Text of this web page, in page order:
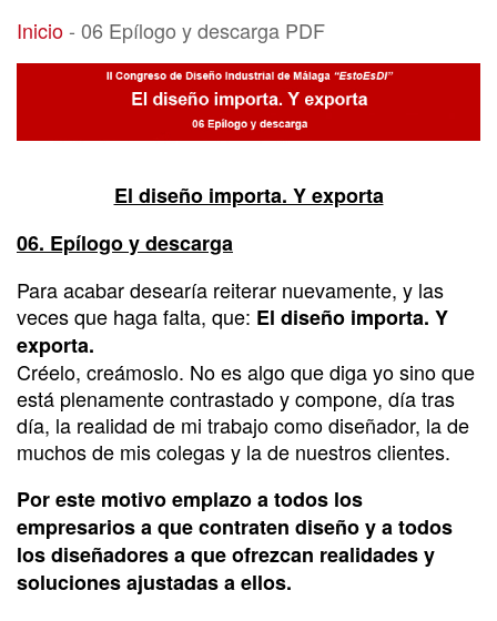
06 Epílogo y descarga PDF
Inicio- 06 Epílogo y descarga PDF
El diseño importa. Y exporta
06. Epílogo y descarga
Para acabar desearía reiterar nuevamente, y las
veces que haga falta, que: El diseño importa. Y
exporta.
Créelo, creámoslo. No es algo que diga yo sino que
está plenamente contrastado y compone, día tras
día, la realidad de mi trabajo como diseñador, la de
muchos de mis colegas y la de nuestros clientes.
Por este motivo emplazo a todos los
empresarios a que contraten diseño y a todos
los diseñadores a que ofrezcan realidades y
soluciones ajustadas a ellos.